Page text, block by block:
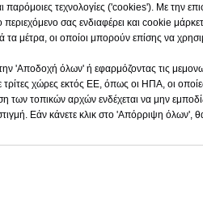
Arylic Aquarim
κόσμος
παρόμοιες τεχνολογίες ('cookies'). Με την
σας ενδιαφέρει και cookie
μέτρα, οι οποίοι μπορούν επίσης να
'Αποδοχή όλων' ή εφαρμόζοντας τις
χώρες εκτός ΕΕ, όπως οι ΗΠΑ, οι
τοπικών αρχών ενδέχεται να μην
Εάν κάνετε κλικ στο 'Απόρριψη όλων',